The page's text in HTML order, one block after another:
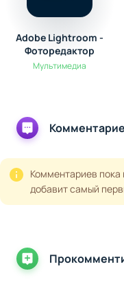
Adobe Lightroom -
Фоторедактор
Мультимедиа
Комментариев пока
добавит самый